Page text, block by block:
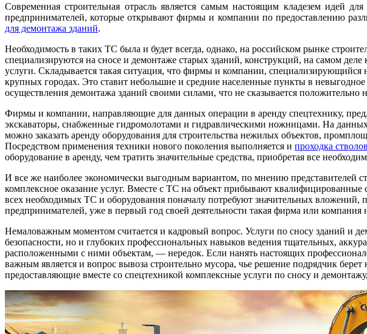
Современная строительная отрасль является самым настоящим кладезем идей
предпринимателей, которые открывают фирмы и компании по предоставлению
для демонтажа зданий.
Необходимость в таких ТС была и будет всегда, однако, на российском рынке
специализируются на сносе и демонтаже старых зданий, конструкций, на самом
услуги. Складывается такая ситуация, что фирмы и компании, специализирующийся
крупных городах. Это ставит небольшие и средние населенные пункты в
осуществления демонтажа зданий своими силами, что не сказывается положительно
Фирмы и компании, направляющие для данных операции в аренду спецтехнику,
экскаваторы, снабженные гидромолотами и гидравлическими ножницами. На
можно заказать аренду оборудования для строительства нежилых объектов,
Посредством применения техники нового поколения выполняется и проходка
оборудование в аренду, чем тратить значительные средства, приобретая все
И все же наиболее экономически выгодным вариантом, по мнению представителей
комплексное оказание услуг. Вместе с ТС на объект прибывают
всех необходимых ТС и оборудования поначалу потребуют значительных
предпринимателей, уже в первый год своей деятельности такая фирма или
Немаловажным моментом считается и кадровый вопрос. Услуги по сносу зданий и
безопасности, но и глубоких профессиональных навыков ведения тщательных,
расположенными с ними объектам, — нередок. Если нанять настоящих
важным является и вопрос вывоза строительно мусора, чье решение подрядчик
предоставляющие вместе со спецтехникой комплексные услуги по сносу и